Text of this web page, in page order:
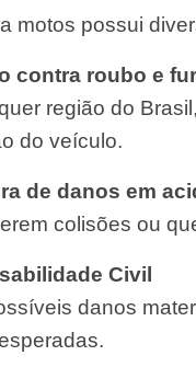
motos possui
contra roubo e
região do
do veículo.
de danos em
colisões ou
Civil
danos